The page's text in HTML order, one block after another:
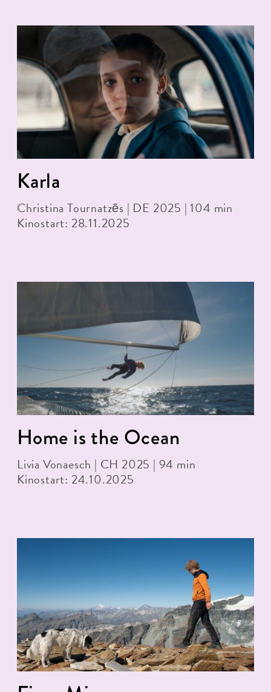
Karla
Christina Tournatzẽs | DE 2025 | 104 min
Kinostart: 28.11.2025
Home is the Ocean
Livia Vonaesch | CH 2025 | 94 min
Kinostart: 24.10.2025